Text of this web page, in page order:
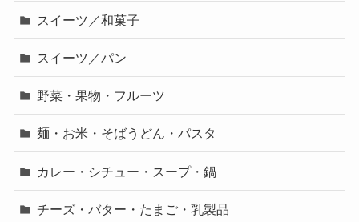
スイーツ／和菓子
スイーツ／パン
野菜・果物・フルーツ
麺・お米・そばうどん・パスタ
カレー・シチュー・スープ・鍋
チーズ・バター・たまご・乳製品